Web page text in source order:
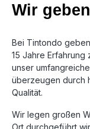
Wir
Bei Tintondo
15 Jahre Erfahrung
unser
überzeugen durch
Qualität.
Wir legen großen
Ort durchgeführt